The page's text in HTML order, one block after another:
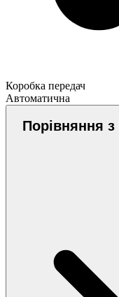
Коробка передач
Автоматична
Порівняння